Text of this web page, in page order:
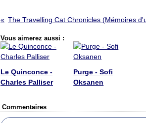
Vous aimerez aussi :
Le Quinconce -
Charles Palliser
Purge - Sofi
Oksanen
Commentaires